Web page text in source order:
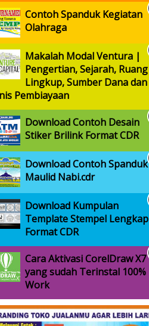
Contoh Spanduk Kegiatan
Olahraga
Makalah Modal Ventura |
Pengertian, Sejarah, Ruang
Lingkup, Sumber Dana dan
Pembiayaan
Download Contoh Desain
Stiker Brilink Format CDR
Download Contoh Spanduk
Maulid Nabi.cdr
Download Kumpulan
Template Stempel Lengkap
Format CDR
Cara Aktivasi CorelDraw X7
yang sudah Terinstal 100%
Work